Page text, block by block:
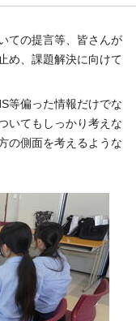
ての提言等、皆さんが
め、課題解決に向けて
等偏った情報だけでな
いてもしっかり考えな
の側面を考えるような